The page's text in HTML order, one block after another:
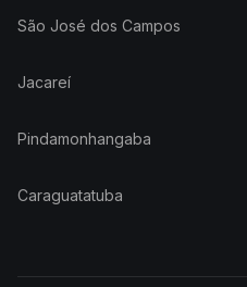
São José dos Campos
Jacareí
Pindamonhangaba
Caraguatatuba